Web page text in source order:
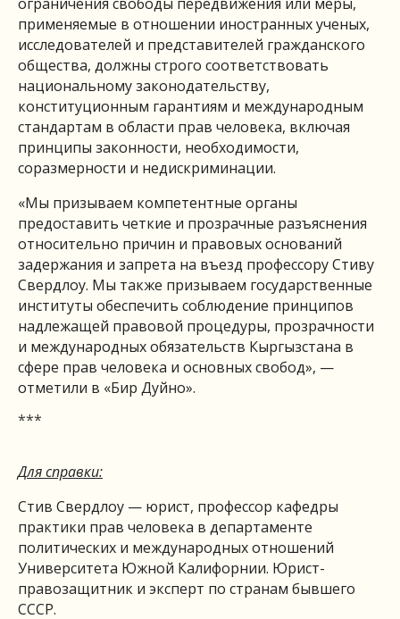
применяемые в отношении иностранных ученых,
исследователей и представителей гражданского
общества, должны строго соответствовать
национальному законодательству,
конституционным гарантиям и международным
стандартам в области прав человека, включая
принципы законности, необходимости,
соразмерности и недискриминации.
«Мы призываем компетентные органы
предоставить четкие и прозрачные разъяснения
относительно причин и правовых оснований
задержания и запрета на въезд профессору Стиву
Свердлоу. Мы также призываем государственные
институты обеспечить соблюдение принципов
надлежащей правовой процедуры, прозрачности
и международных обязательств Кыргызстана в
сфере прав человека и основных свобод», —
отметили в «Бир Дуйно».
***
Для справки:
Стив Свердлоу — юрист, профессор кафедры
практики прав человека в департаменте
политических и международных отношений
Университета Южной Калифорнии. Юрист-
правозащитник и эксперт по странам бывшего
СССР.